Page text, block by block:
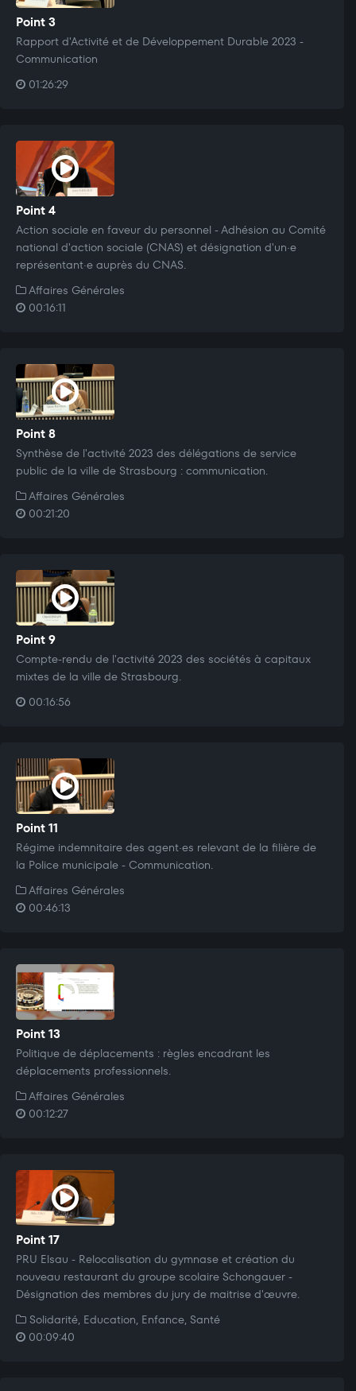
Point 3
Rapport d'Activité et de Développement Durable 2023 -
Communication
01:26:29
Point 4
Action sociale en faveur du personnel - Adhésion au Comité
national d'action sociale (CNAS) et désignation d'un·e
représentant·e auprès du CNAS.
Affaires Générales
00:16:11
Point 8
Synthèse de l'activité 2023 des délégations de service
public de la ville de Strasbourg : communication.
Affaires Générales
00:21:20
Point 9
Compte-rendu de l'activité 2023 des sociétés à capitaux
mixtes de la ville de Strasbourg.
00:16:56
Point 11
Régime indemnitaire des agent·es relevant de la filière de
la Police municipale - Communication.
Affaires Générales
00:46:13
Point 13
Politique de déplacements : règles encadrant les
déplacements professionnels.
Affaires Générales
00:12:27
Point 17
PRU Elsau - Relocalisation du gymnase et création du
nouveau restaurant du groupe scolaire Schongauer -
Désignation des membres du jury de maitrise d'œuvre.
Solidarité, Education, Enfance, Santé
00:09:40